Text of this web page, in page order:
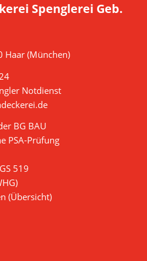
Spenglerei Geb.
Haar (München)
Notdienst
BG BAU
PSA-Prüfung
519
(Übersicht)